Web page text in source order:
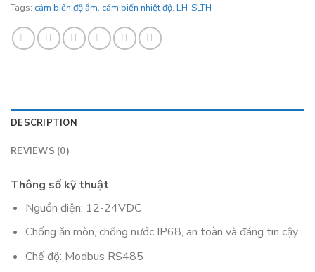
Tags: cảm biến độ ẩm, cảm biến nhiệt độ, LH-SLTH
DESCRIPTION
REVIEWS (0)
Thông số kỹ thuật
Nguồn điện: 12-24VDC
Chống ăn mòn, chống nước IP68, an toàn và đáng tin cậy
Chế độ: Modbus RS485